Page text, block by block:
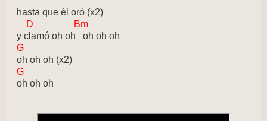
hasta que él oró (x2)
D Bm
y clamó oh oh oh oh oh
G
oh oh oh (x2)
G
oh oh oh